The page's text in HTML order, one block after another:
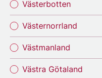
Västerbotten
Västernorrland
Västmanland
Västra Götaland